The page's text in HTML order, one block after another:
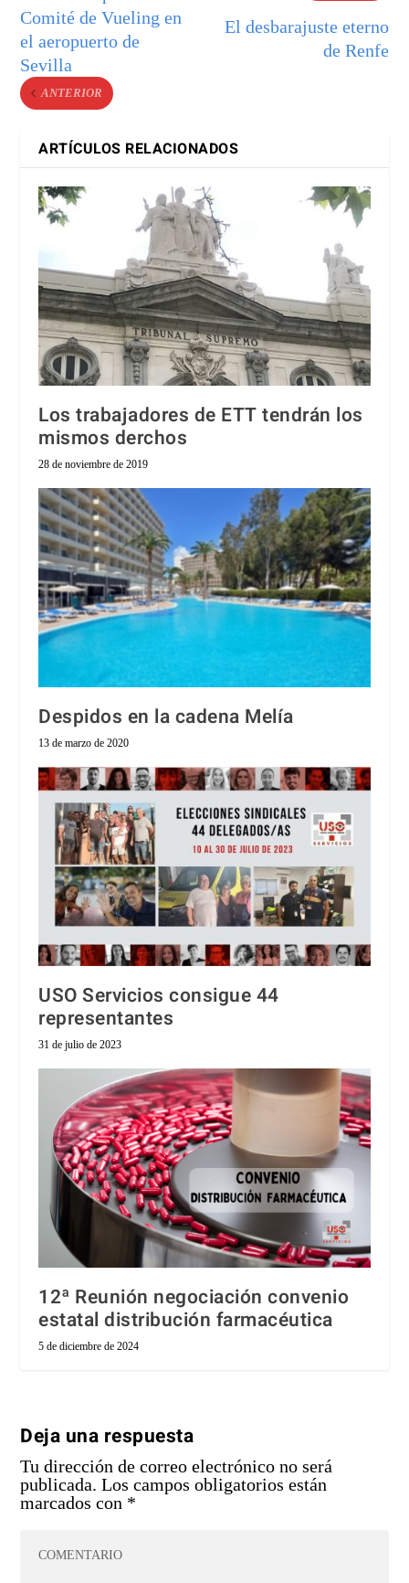
Comité de Vueling en
el aeropuerto de
Sevilla
ANTERIOR
El desbarajuste eterno
de Renfe
ARTÍCULOS RELACIONADOS
Los trabajadores de ETT tendrán los
mismos derchos
28 de noviembre de 2019
Despidos en la cadena Melía
13 de marzo de 2020
USO Servicios consigue 44
representantes
31 de julio de 2023
12ª Reunión negociación convenio
estatal distribución farmacéutica
5 de diciembre de 2024
Deja una respuesta
Tu dirección de correo electrónico no será
publicada. Los campos obligatorios están
marcados con *